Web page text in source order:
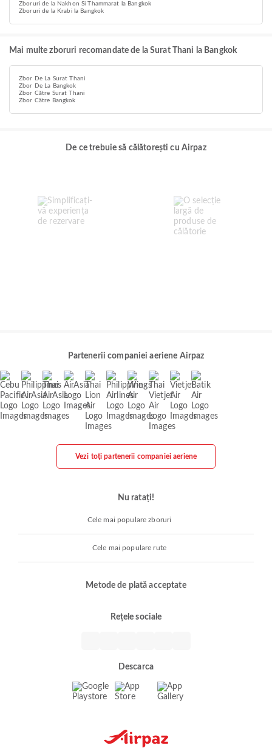
Zboruri de la Nakhon Si Thammarat la Bangkok
Zboruri de la Krabi la Bangkok
Mai multe zboruri recomandate de la Surat Thani la Bangkok
Zbor De La Surat Thani
Zbor De La Bangkok
Zbor Către Surat Thani
Zbor Către Bangkok
De ce trebuie să călătorești cu Airpaz
Partenerii companiei aeriene Airpaz
Vezi toți partenerii companiei aeriene
Nu ratați!
Cele mai populare zboruri
Cele mai populare rute
Metode de plată acceptate
Rețele sociale
Descarca